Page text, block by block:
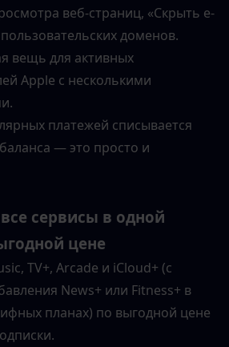
веб-страниц, «Скрыть e-
доменов.
вещь для активных
Apple с несколькими
платежей списывается
— это просто и
сервисы в одной
цене
TV+, Arcade и iCloud+ (с
News+ или Fitness+ в
планах) по выгодной цене